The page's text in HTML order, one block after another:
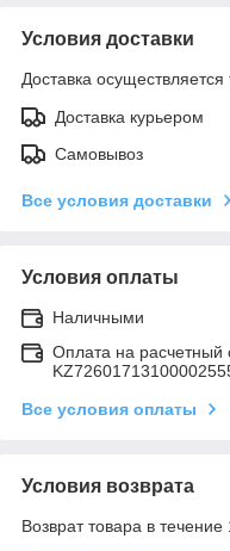
Условия доставки
Доставка
Доставка курьером
Самовывоз
Все условия доставки
Условия оплаты
Наличными
Оплата на расчетный
Все условия оплаты
Условия возврата
Возврат товара в